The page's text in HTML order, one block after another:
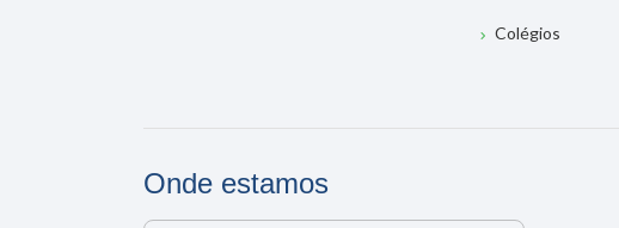
Colégios
Onde estamos